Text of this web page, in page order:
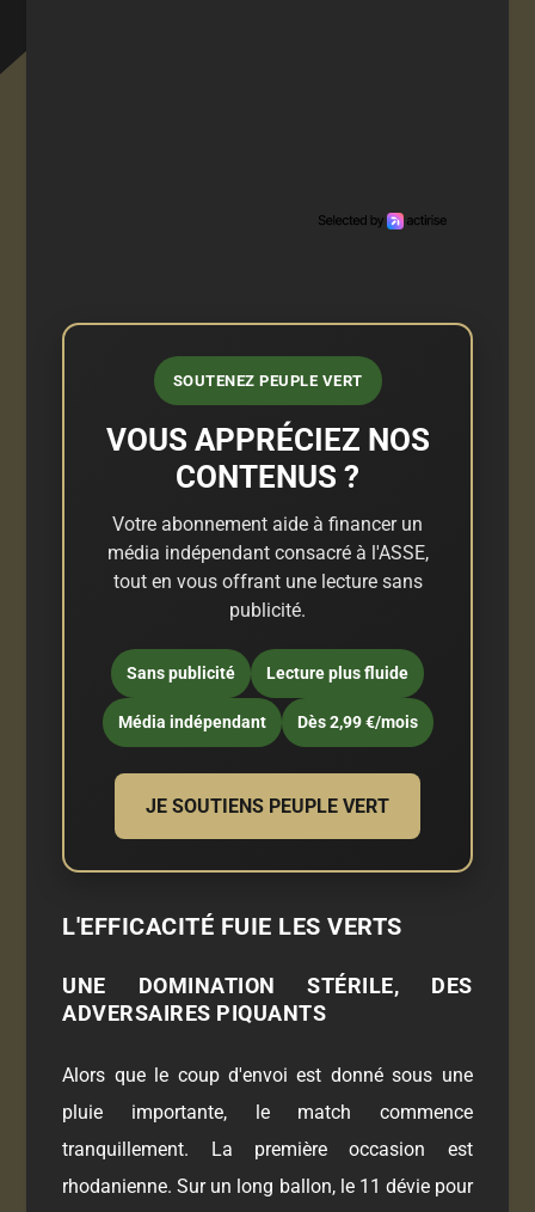
SOUTENEZ PEUPLE VERT
VOUS APPRÉCIEZ NOS
CONTENUS ?
Votre abonnement aide à financer un
média indépendant consacré à l'ASSE,
tout en vous offrant une lecture sans
publicité.
Sans publicité Lecture plus fluide
Média indépendant Dès 2,99 €/mois
JE SOUTIENS PEUPLE VERT
L'EFFICACITÉ FUIE LES VERTS
UNE DOMINATION STÉRILE, DES
ADVERSAIRES PIQUANTS
Alors que le coup d'envoi est donné sous une
pluie importante, le match commence
tranquillement. La première occasion est
rhodanienne. Sur un long ballon, le 11 dévie pour